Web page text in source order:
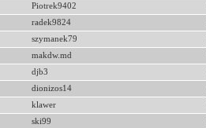
Piotrek9402
radek9824
szymanek79
makdw.md
djb3
dionizos14
klawer
ski99